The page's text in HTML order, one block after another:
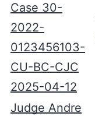
Case 30-
2022-
0123456103-
CU-BC-CJC
2025-04-12
Judge Andre